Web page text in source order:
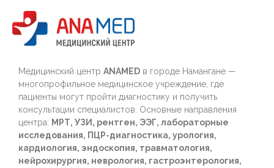
Медицинский центр ANAMED в городе Намангане —
многопрофильное медицинское учреждение, где
пациенты могут пройти диагностику и получить
консультации специалистов. Основные направления
центра: МРТ, УЗИ, рентген, ЭЭГ, лабораторные
исследования, ПЦР-диагностика, урология,
кардиология, эндоскопия, травматология,
нейрохирургия, неврология, гастроэнтерология,